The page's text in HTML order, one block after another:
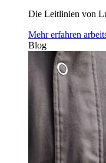
Die Leitlinien von
Mehr erfahren
Blog